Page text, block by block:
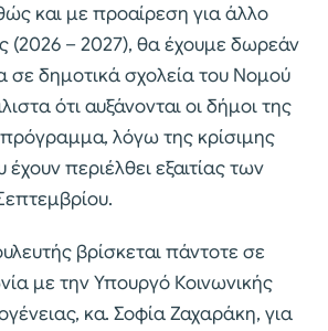
και με προαίρεση για άλλο
(2026 – 2027), θα έχουμε δωρεάν
σε δημοτικά σχολεία του Νομού
ότι αυξάνονται οι δήμοι της
λόγω της κρίσιμης
περιέλθει εξαιτίας των
βρίσκεται πάντοτε σε
με την Υπουργό Κοινωνικής
κα. Σοφία Ζαχαράκη, για